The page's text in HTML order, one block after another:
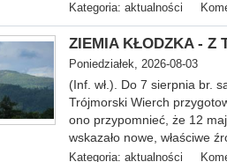
Kategoria: aktualności
ZIEMIA KŁODZKA -
Poniedziałek, 2026-08-03
(Inf. wł.). Do 7 sierpnia br.
Trójmorski Wierch
ono przypomnieć, że 12
wskazało nowe, właściwe
Kategoria: aktualności